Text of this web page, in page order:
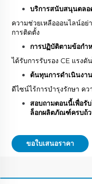
บริการสนับสนุนตลอ
ความช่วยเหลือออนไลน์อ
การติดตั้ง
การปฏิบัติตามข้อกำ
ได้รับการรับรอง CE แรง
ต้นทุนการดำเนินงา
ดีไซน์ไร้การบำรุงรักษา ค
สอบถามตอนนี้เพื่อรั
ล็อกผลิตภัณฑ์ครบถ้
ขอใบเสนอราคา